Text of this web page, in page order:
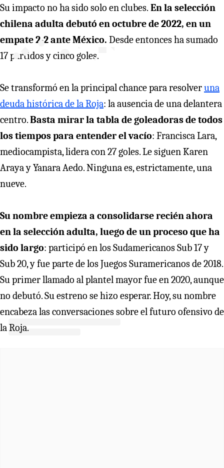
Su impacto no ha sido solo en clubes. En la selección
chilena adulta debutó en octubre de 2022, en un
empate 2-2 ante México. Desde entonces ha sumado
17 partidos y cinco goles.
Se transformó en la principal chance para resolveruna
deuda histórica de la Roja: la ausencia de una delantera
centro.Basta mirar la tabla de goleadoras de todos
los tiempos para entender el vacío: Francisca Lara,
mediocampista, lidera con 27 goles. Le siguen Karen
Araya y Yanara Aedo. Ninguna es, estrictamente, una
nueve.
Su nombre empieza a consolidarse recién ahora
en la selección adulta, luego de un proceso que ha
sido largo: participó en los Sudamericanos Sub 17 y
Sub 20, y fue parte de los Juegos Suramericanos de 2018.
Su primer llamado al plantel mayor fue en 2020, aunque
no debutó. Su estreno se hizo esperar. Hoy, su nombre
encabeza las conversaciones sobre el futuro ofensivo de
la Roja.